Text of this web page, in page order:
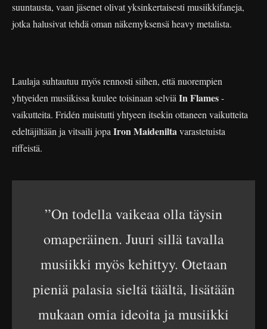
suuntausta, vaan jäsenet olivat yksinkertaisesti musiikkifaneja,
jotka halusivat tehdä oman näkemyksensä heavy metalista.
Laulaja suhtautuu myös rennosti siihen, että nuorempien
yhtyeiden musiikissa kuulee toisinaan selviäIn Flames-
vaikutteita. Fridén muistutti yhtyeen itsekin ottaneen vaikutteita
edeltäjiltään ja vitsaili jopaIron Maideniltavarastetuista
riffeistä.
”On todella vaikeaa olla täysin
omaperäinen. Juuri sillä tavalla
musiikki myös kehittyy. Otetaan
pieniä palasia sieltä täältä, lisätään
mukaan omia ideoita ja musiikki